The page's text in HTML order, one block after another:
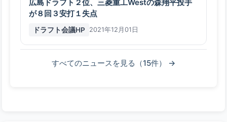
広島ドラフト２位、三菱重工Westの森翔平投手
が８回３安打１失点
ドラフト会議HP 2021年12月01日
すべてのニュースを見る（15件） →